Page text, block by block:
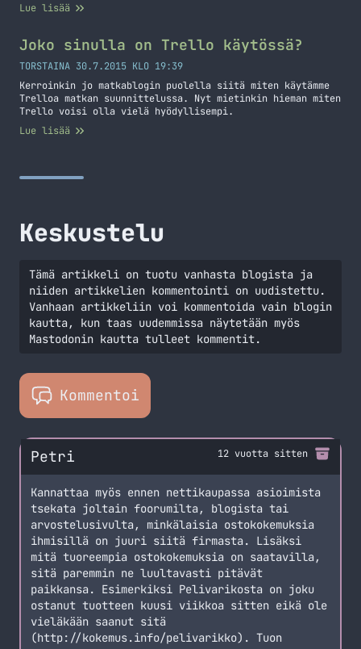
Lue lisää
Joko sinulla on Trello käytössä?
TORSTAINA 30.7.2015 KLO 19:39
Kerroinkin jo matkablogin puolella siitä miten käytämme
Trelloa matkan suunnittelussa. Nyt mietinkin hieman miten
Trello voisi olla vielä hyödyllisempi.
Lue lisää
Keskustelu
Tämä artikkeli on tuotu vanhasta blogista ja
niiden artikkelien kommentointi on uudistettu.
Vanhaan artikkeliin voi kommentoida vain blogin
kautta, kun taas uudemmissa näytetään myös
Mastodonin kautta tulleet kommentit.
Kommentoi
Petri 12 vuotta sitten
Kannattaa myös ennen nettikaupassa asioimista
tsekata joltain foorumilta, blogista tai
arvostelusivulta, minkälaisia ostokokemuksia
ihmisillä on juuri siitä firmasta. Lisäksi
mitä tuoreempia ostokokemuksia on saatavilla,
sitä paremmin ne luultavasti pitävät
paikkansa. Esimerkiksi Pelivarikosta on joku
ostanut tuotteen kuusi viikkoa sitten eikä ole
vieläkään saanut sitä
(http://kokemus.info/pelivarikko). Tuon